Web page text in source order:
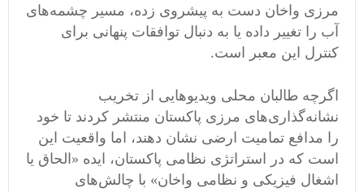
مرزی واخان دست به پیشروی زده، مسیر چشمه‌های
آب را تغییر داده یا به دنبال توافقات پنهانی برای
کنترل این معبر است.
اگرچه طالبان محلی ویدیوهایی از تخریب
نشانه‌گذاری‌های مرزی پاکستان منتشر کردند تا خود
را مدافع تمامیت ارضی نشان دهند، اما واقعیت این
است که در استراتژی نظامی پاکستان، ایده «الحاق یا
اشغال فیزیکی و نظامی واخان» با چالش‌های